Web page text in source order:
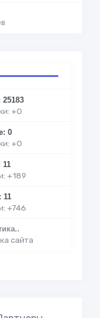
+0
0
+0
+189
11
+746
сайта